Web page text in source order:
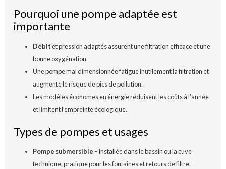
Pourquoi une pompe adaptée est
importante
Débitet pression adaptés assurent une filtration efficace et une
bonne oxygénation.
Une pompe mal dimensionnée fatigue inutilement la filtration et
augmente le risque de pics de pollution.
Les modèles économes en énergie réduisent les coûts à l’année
et limitent l’empreinte écologique.
Types de pompes et usages
Pompe submersible – installée dans le bassin ou la cuve
technique, pratique pour les fontaines et retours de filtre.